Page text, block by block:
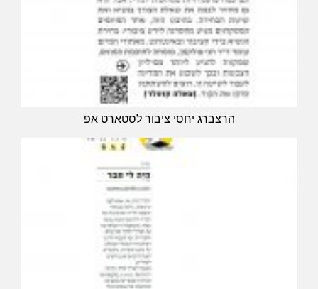
הרצברג יחסי ציבור לסטארט אפ